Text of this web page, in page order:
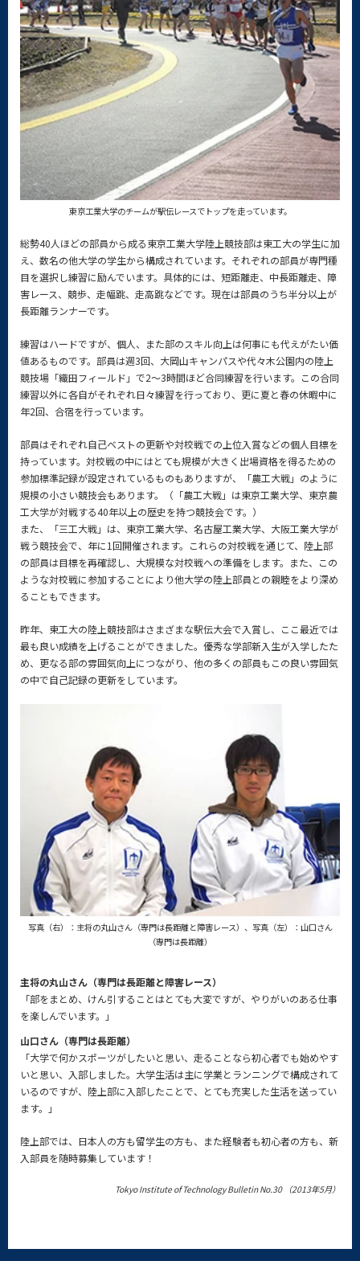
東京工業大学のチームが駅伝レースでトップを走っています。
総勢40人ほどの部員から成る東京工業大学陸上競技部は東工大の学生に加
え、数名の他大学の学生から構成されています。それぞれの部員が専門種
目を選択し練習に励んでいます。具体的には、短距離走、中長距離走、障
害レース、競歩、走幅跳、走高跳などです。現在は部員のうち半分以上が
長距離ランナーです。
練習はハードですが、個人、また部のスキル向上は何事にも代えがたい価
値あるものです。部員は週3回、大岡山キャンパスや代々木公園内の陸上
競技場「織田フィールド」で2～3時間ほど合同練習を行います。この合同
練習以外に各自がそれぞれ日々練習を行っており、更に夏と春の休暇中に
年2回、合宿を行っています。
部員はそれぞれ自己ベストの更新や対校戦での上位入賞などの個人目標を
持っています。対校戦の中にはとても規模が大きく出場資格を得るための
参加標準記録が設定されているものもありますが、「農工大戦」のように
規模の小さい競技会もあります。（「農工大戦」は東京工業大学、東京農
工大学が対戦する40年以上の歴史を持つ競技会です。）
また、「三工大戦」は、東京工業大学、名古屋工業大学、大阪工業大学が
戦う競技会で、年に1回開催されます。これらの対校戦を通じて、陸上部
の部員は目標を再確認し、大規模な対校戦への準備をします。また、この
ような対校戦に参加することにより他大学の陸上部員との親睦をより深め
ることもできます。
昨年、東工大の陸上競技部はさまざまな駅伝大会で入賞し、ここ最近では
最も良い成績を上げることができました。優秀な学部新入生が入学したた
め、更なる部の雰囲気向上につながり、他の多くの部員もこの良い雰囲気
の中で自己記録の更新をしています。
写真（右）：主将の丸山さん（専門は長距離と障害レース）、 写真（左）：山口さん
（専門は長距離）
主将の丸山さん（専門は長距離と障害レース）
「部をまとめ、けん引することはとても大変ですが、やりがいのある仕事
を楽しんでいます。」
山口さん（専門は長距離）
「大学で何かスポーツがしたいと思い、走ることなら初心者でも始めやす
いと思い、入部しました。大学生活は主に学業とランニングで構成されて
いるのですが、陸上部に入部したことで、とても充実した生活を送ってい
ます。」
陸上部では、日本人の方も留学生の方も、また経験者も初心者の方も、新
入部員を随時募集しています！
Tokyo Institute of Technology Bulletin No.30 （2013年5月）